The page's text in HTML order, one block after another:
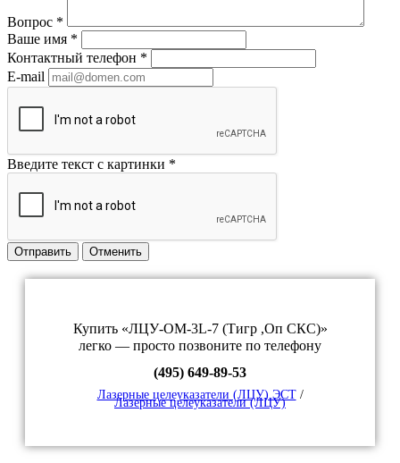
Вопрос *
Ваше имя *
Контактный телефон *
E-mail
Введите текст с картинки *
Отправить Отменить
Купить «ЛЦУ-ОМ-3L-7 (Тигр ,Оп СКС)»
легко — просто позвоните по телефону
(495) 649-89-53
Лазерные целеуказатели (ЛЦУ) ЭСТ/
Лазерные целеуказатели (ЛЦУ)